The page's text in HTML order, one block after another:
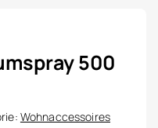
500
Wohnaccessoires